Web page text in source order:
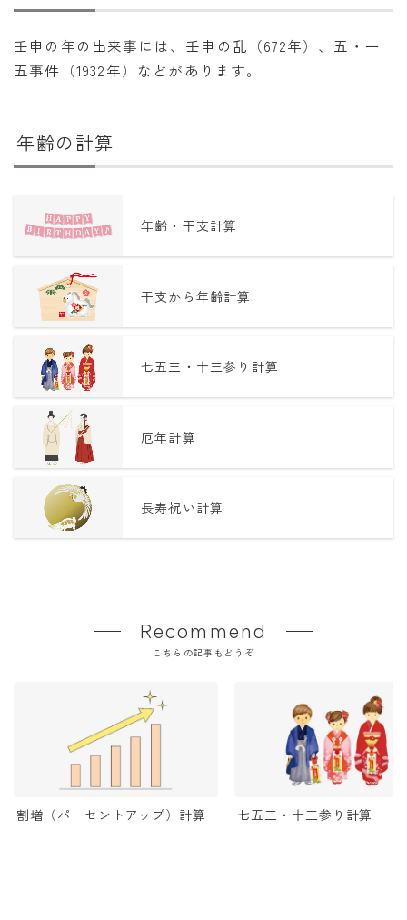
壬申の年の出来事には、壬申の乱（672年）、五・一
五事件（1932年）などがあります。
年齢の計算
年齢・干支計算
干支から年齢計算
七五三・十三参り計算
厄年計算
長寿祝い計算
Recommend
こちらの記事もどうぞ
割増（パーセントアップ）計算 七五三・十三参り計算